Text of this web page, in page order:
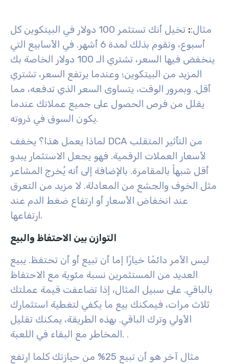
مثال:
:
تخيل أنك تستثمر 100 دولار في البيتكوين كل
أسبوع، وتقوم بذلك لمدة 6 أشهر. في الأسابيع التي
ينخفض فيها السعر، تشتري الـ 100 دولار الخاصة بك
المزيد من البيتكوين؛ وعندما يرتفع السعر، تشتري
أقل. وبمرور الوقت، يتساوى السعر الذي تدفعه، مما
يقلل من فرص الحصول على جميع عملاتك عندما
يكون السوق في ذروته.
لماذا يعمل هذا؟ يخفف DCA من التأثير المتقلب
لأسعار العملات الرقمية. فهو يجعل الاستثمار يبدو
أقل شبهاً بالمقامرة. بالإضافة إلى أنه يُخرج المشاعر
مثل الخوف والجشع من المعادلة. لا مزيد من التعرق
عند انخفاض الأسعار أو ارتفاع ضغط الدم عند
ارتفاعها.
التوازن بين الاحتفاظ والبيع
ليس الأمر دائمًا خيارًا إما أن تبيع أو أن تحتفظ. يبيع
العديد من المستثمرين نسبة مئوية مع الاحتفاظ
بالباقي. على سبيل المثال، إذا تضاعفت قيمة عملتك
ثلاث مرات، فيمكنك بيع ما يكفي لتغطية استثمارك
الأولي وترك الباقي. بهذه الطريقة، يمكنك تقليل
المخاطر مع البقاء في اللعبة. .
مثال آخر هو أن تبيع 25% من حيازتك كلما ارتفع